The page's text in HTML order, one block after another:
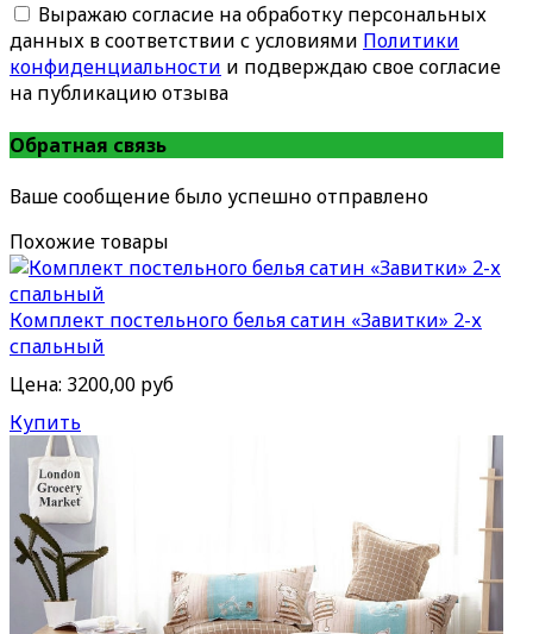
Выражаю согласие на обработку персональных
данных в соответствии с условиями Политики
конфиденциальности и подверждаю свое согласие
на публикацию отзыва
Обратная связь
Ваше сообщение было успешно отправлено
Похожие товары
Комплект постельного белья сатин «Завитки» 2-х
спальный
Цена: 3200,00 руб
Купить